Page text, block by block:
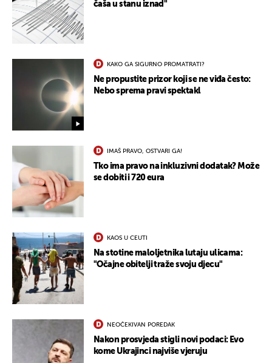
čaša u stanu iznad"
KAKO GA SIGURNO PROMATRATI?
Ne propustite prizor koji se ne viđa često:
Nebo sprema pravi spektakl
IMAŠ PRAVO, OSTVARI GA!
Tko ima pravo na inkluzivni dodatak? Može
se dobiti i 720 eura
KAOS U CEUTI
Na stotine maloljetnika lutaju ulicama:
"Očajne obitelji traže svoju djecu"
NEOČEKIVAN POREDAK
Nakon prosvjeda stigli novi podaci: Evo
kome Ukrajinci najviše vjeruju
UKLJUČITE NOTIFIKACIJE